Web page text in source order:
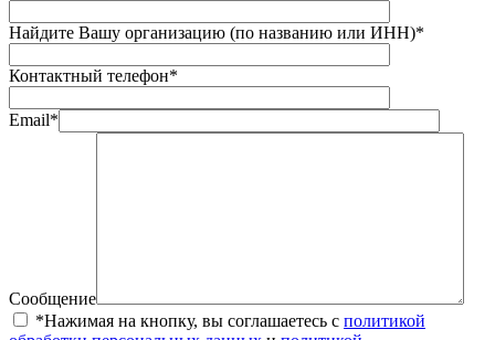
Найдите Вашу организацию (по названию или ИНН)*
Контактный телефон*
Email*
Сообщение
*Нажимая на кнопку, вы соглашаетесь с политикой